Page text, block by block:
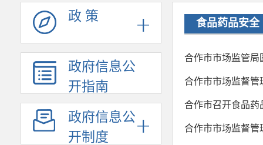
政 策
政府信息公
开指南
政府信息公
开制度
食品药品安全
合作市市场监管局
合作市市场监督管
合作市召开食品药
合作市市场监督管